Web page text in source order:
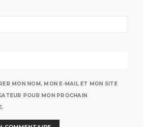
MON NOM, MON E-MAIL ET MON SITE
POUR MON PROCHAIN